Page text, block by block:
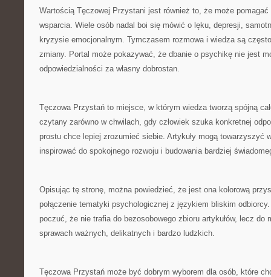
Wartością Tęczowej Przystani jest również to, że może
wsparcia. Wiele osób nadal boi się mówić o lęku, depresji,
kryzysie emocjonalnym. Tymczasem rozmowa i wiedza są
zmiany. Portal może pokazywać, że dbanie o psychikę nie jest
odpowiedzialności za własny dobrostan.
Tęczowa Przystań to miejsce, w którym wiedza tworzą spójną
czytany zarówno w chwilach, gdy człowiek szuka konkretnej
prostu chce lepiej zrozumieć siebie. Artykuły mogą towarzyszyć
inspirować do spokojnego rozwoju i budowania bardziej
Opisując tę stronę, można powiedzieć, że jest ona kolorową
połączenie tematyki psychologicznej z językiem bliskim
poczuć, że nie trafia do bezosobowego zbioru artykułów, lecz do
sprawach ważnych, delikatnych i bardzo ludzkich.
Tęczowa Przystań może być dobrym wyborem dla osób, które